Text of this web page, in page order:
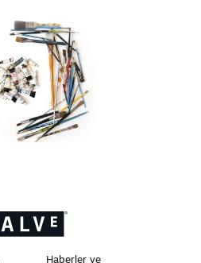
Haberler ve